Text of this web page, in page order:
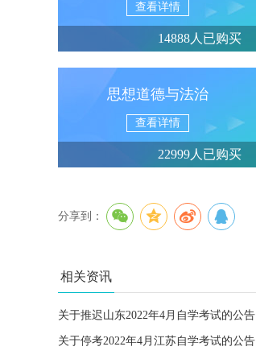
查看详情
14888人已购买
思想道德与法治
查看详情
22999人已购买
分享到：
相关资讯
关于推迟山东2022年4月自学考试的公告
关于停考2022年4月江苏自学考试的公告